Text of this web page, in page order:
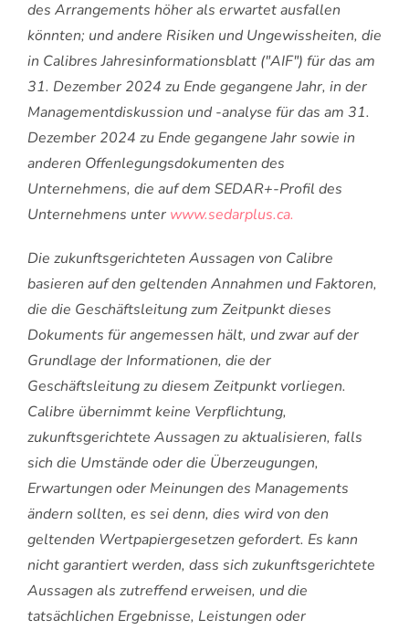
des Arrangements höher als erwartet ausfallen
könnten; und andere Risiken und Ungewissheiten, die
in Calibres Jahresinformationsblatt ("AIF") für das am
31. Dezember 2024 zu Ende gegangene Jahr, in der
Managementdiskussion und -analyse für das am 31.
Dezember 2024 zu Ende gegangene Jahr sowie in
anderen Offenlegungsdokumenten des
Unternehmens, die auf dem SEDAR+-Profil des
Unternehmens unter www.sedarplus.ca.
Die zukunftsgerichteten Aussagen von Calibre
basieren auf den geltenden Annahmen und Faktoren,
die die Geschäftsleitung zum Zeitpunkt dieses
Dokuments für angemessen hält, und zwar auf der
Grundlage der Informationen, die der
Geschäftsleitung zu diesem Zeitpunkt vorliegen.
Calibre übernimmt keine Verpflichtung,
zukunftsgerichtete Aussagen zu aktualisieren, falls
sich die Umstände oder die Überzeugungen,
Erwartungen oder Meinungen des Managements
ändern sollten, es sei denn, dies wird von den
geltenden Wertpapiergesetzen gefordert. Es kann
nicht garantiert werden, dass sich zukunftsgerichtete
Aussagen als zutreffend erweisen, und die
tatsächlichen Ergebnisse, Leistungen oder